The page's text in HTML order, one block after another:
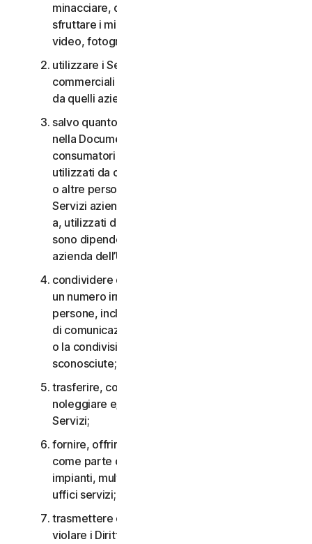
minacciare, danneggiare o controllare altri o
sfruttare i minori in qualsiasi modo, inclusi audio,
video, fotografie, contenuti digitali, ecc.;
utilizzare i Servizi per i consumatori per scopi
commerciali o i Servizi aziendali per scopi diversi
da quelli aziendali interni;
salvo quanto diversamente previsto nel CLS o
nella Documentazione, i Servizi per i
consumatori non possono essere accessibili a,
utilizzati da o condivisi con familiari, non familiari
o altre persone che non risiedono con l’Utente e i
Servizi aziendali non possono essere accessibili
a, utilizzati da o condivisi con persone che non
sono dipendenti o non fanno parte della Piccola
azienda dell’Utente;
condividere qualsiasi dato o altro contenuto con
un numero irragionevolmente elevato di
persone, incluso, a titolo esemplificativo, l’invio
di comunicazioni a un gran numero di destinatari
o la condivisione di contenuti con persone
sconosciute;
trasferire, concedere in licenza, affittare,
noleggiare e/o prestare il diritto di utilizzare i
Servizi;
fornire, offrire o rendere disponibili i Servizi
come parte di un accordo per la gestione di
impianti, multiproprietà, provider di servizi o
uffici servizi;
trasmettere o archiviare materiale che potrebbe
violare i Diritti di proprietà intellettuale o altri